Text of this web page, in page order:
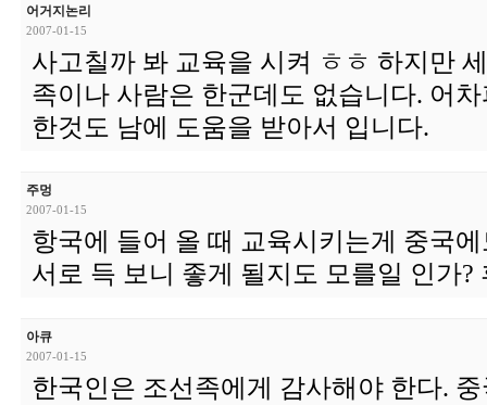
어거지논리
2007-01-15
사고칠까 봐 교육을 시켜 ㅎㅎ 하지만
족이나 사람은 한군데도 없습니다. 어
한것도 남에 도움을 받아서 입니다.
주멍
2007-01-15
항국에 들어 올 때 교육시키는게 중국
서로 득 보니 좋게 될지도 모를일 인가?
아큐
2007-01-15
한국인은 조선족에게 감사해야 한다.